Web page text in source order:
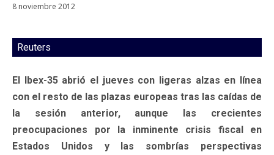
8 noviembre 2012
Reuters
El Ibex-35 abrió el jueves con ligeras alzas en línea
con el resto de las plazas europeas tras las caídas de
la sesión anterior, aunque las crecientes
preocupaciones por la inminente crisis fiscal en
Estados Unidos y las sombrías perspectivas